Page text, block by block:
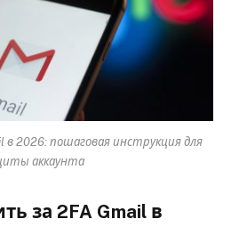
в 2026: пошаговая инструкция для
аккаунта
за 2FA Gmail в